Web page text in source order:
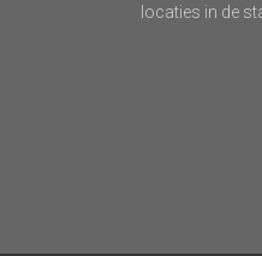
locaties in de